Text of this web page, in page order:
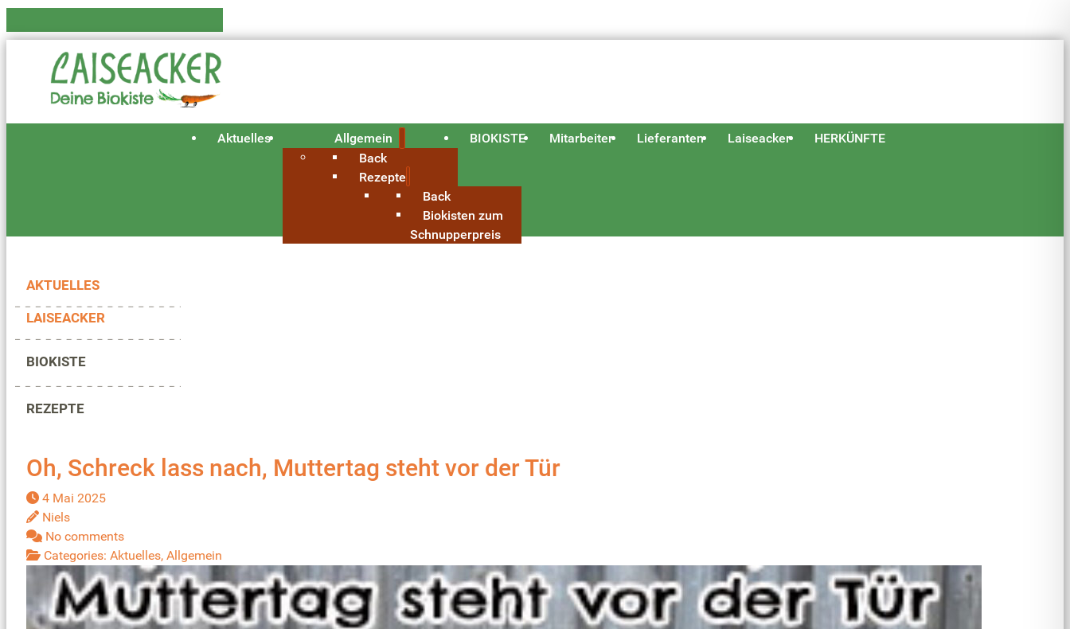
Aktuelles
Allgemein
Back
Rezepte
Back
Biokisten zum
Schnupperpreis
BIOKISTE Mitarbeiter Lieferanten Laiseacker HERKÜNFTE
AKTUELLES
LAISEACKER
BIOKISTE
REZEPTE
Oh, Schreck lass nach, Muttertag steht vor der Tür
4 Mai 2025
Niels
No comments
Categories: Aktuelles, Allgemein